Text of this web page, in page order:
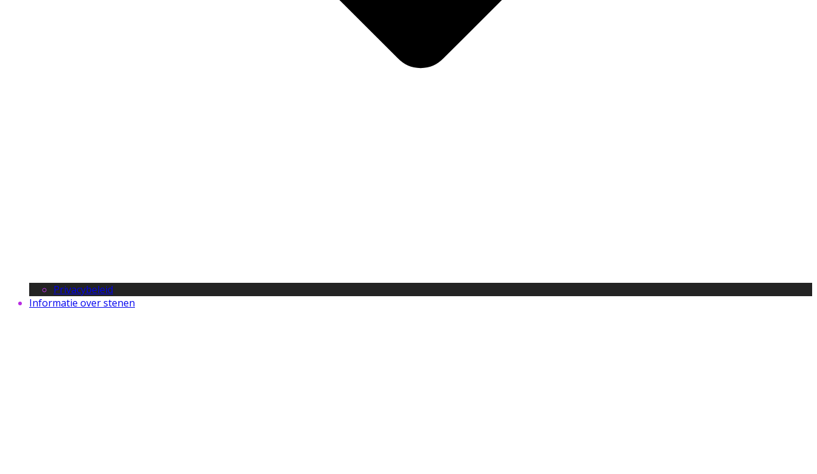
Privacybeleid
Informatie over stenen